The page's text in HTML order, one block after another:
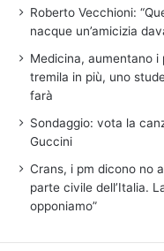
Roberto Vecchioni:
nacque un’amicizia
Medicina, aumentano i
tremila in più, uno
farà
Sondaggio: vota la
Guccini
Crans, i pm dicono no
parte civile dell’Italia.
opponiamo”